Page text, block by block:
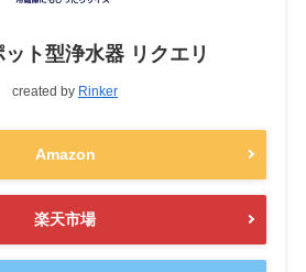
ト型浄水器 リクエリ
created by Rinker
Amazon
楽天市場